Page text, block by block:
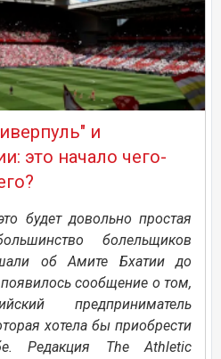
и
это начало чего-
будет довольно простая
болельщиков
об Амите Бхатии до
сообщение о том,
предприниматель
хотела бы приобрести
Редакция The Athletic